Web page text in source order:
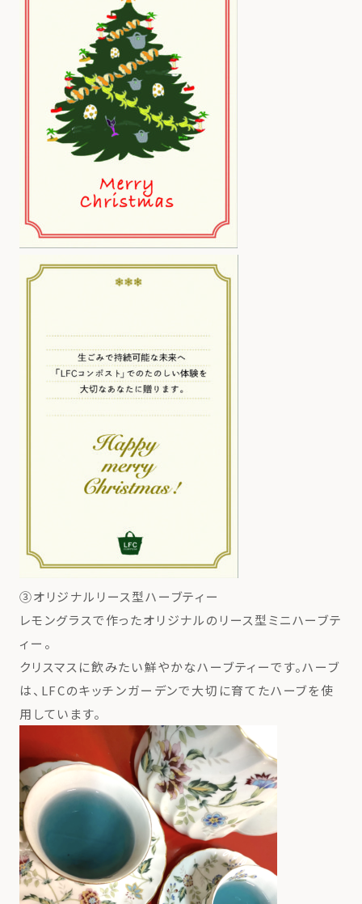
③オリジナルリース型ハーブティー
レモングラスで作ったオリジナルのリース型ミニハーブテ
ィー。
クリスマスに飲みたい鮮やかなハーブティーです。ハーブ
は、LFCのキッチンガーデンで大切に育てたハーブを使
用しています。